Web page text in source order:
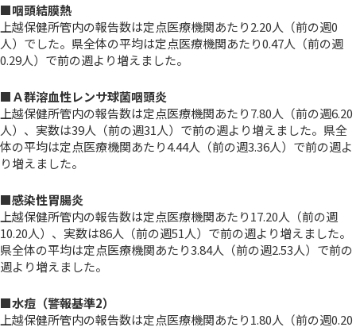
■咽頭結膜熱
上越保健所管内の報告数は定点医療機関あたり2.20人（前の週0
人）でした。県全体の平均は定点医療機関あたり0.47人（前の週
0.29人）で前の週より増えました。
■Ａ群溶血性レンサ球菌咽頭炎
上越保健所管内の報告数は定点医療機関あたり7.80人（前の週6.20
人）、実数は39人（前の週31人）で前の週より増えました。県全
体の平均は定点医療機関あたり4.44人（前の週3.36人）で前の週よ
り増えました。
■感染性胃腸炎
上越保健所管内の報告数は定点医療機関あたり17.20人（前の週
10.20人）、実数は86人（前の週51人）で前の週より増えました。
県全体の平均は定点医療機関あたり3.84人（前の週2.53人）で前の
週より増えました。
■水痘（警報基準2）
上越保健所管内の報告数は定点医療機関あたり1.80人（前の週0.20